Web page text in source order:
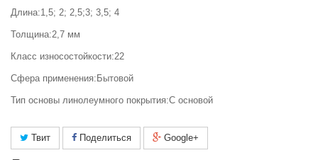
Длина:1,5; 2; 2,5;3; 3,5; 4
Толщина:2,7 мм
Класс износостойкости:22
Сфера применения:Бытовой
Тип основы линолеумного покрытия:С основой
Твит Поделиться Google+